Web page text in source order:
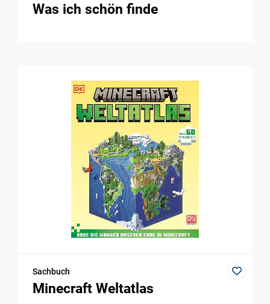
Was ich schön finde
Sachbuch
Minecraft Weltatlas